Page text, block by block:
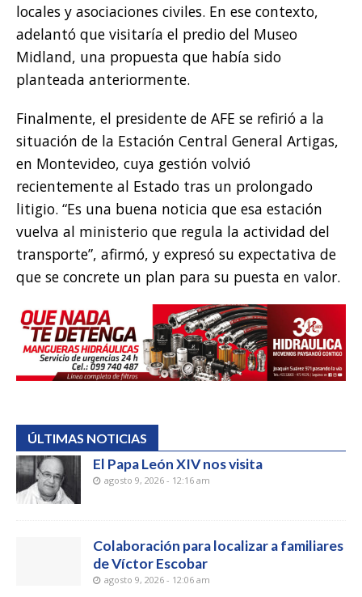
locales y asociaciones civiles. En ese contexto,
adelantó que visitaría el predio del Museo
Midland, una propuesta que había sido
planteada anteriormente.
Finalmente, el presidente de AFE se refirió a la
situación de la Estación Central General Artigas,
en Montevideo, cuya gestión volvió
recientemente al Estado tras un prolongado
litigio. “Es una buena noticia que esa estación
vuelva al ministerio que regula la actividad del
transporte”, afirmó, y expresó su expectativa de
que se concrete un plan para su puesta en valor.
ÚLTIMAS NOTICIAS
El Papa León XIV nos visita
agosto 9, 2026 - 12:16 am
Colaboración para localizar a familiares
de Víctor Escobar
agosto 9, 2026 - 12:06 am